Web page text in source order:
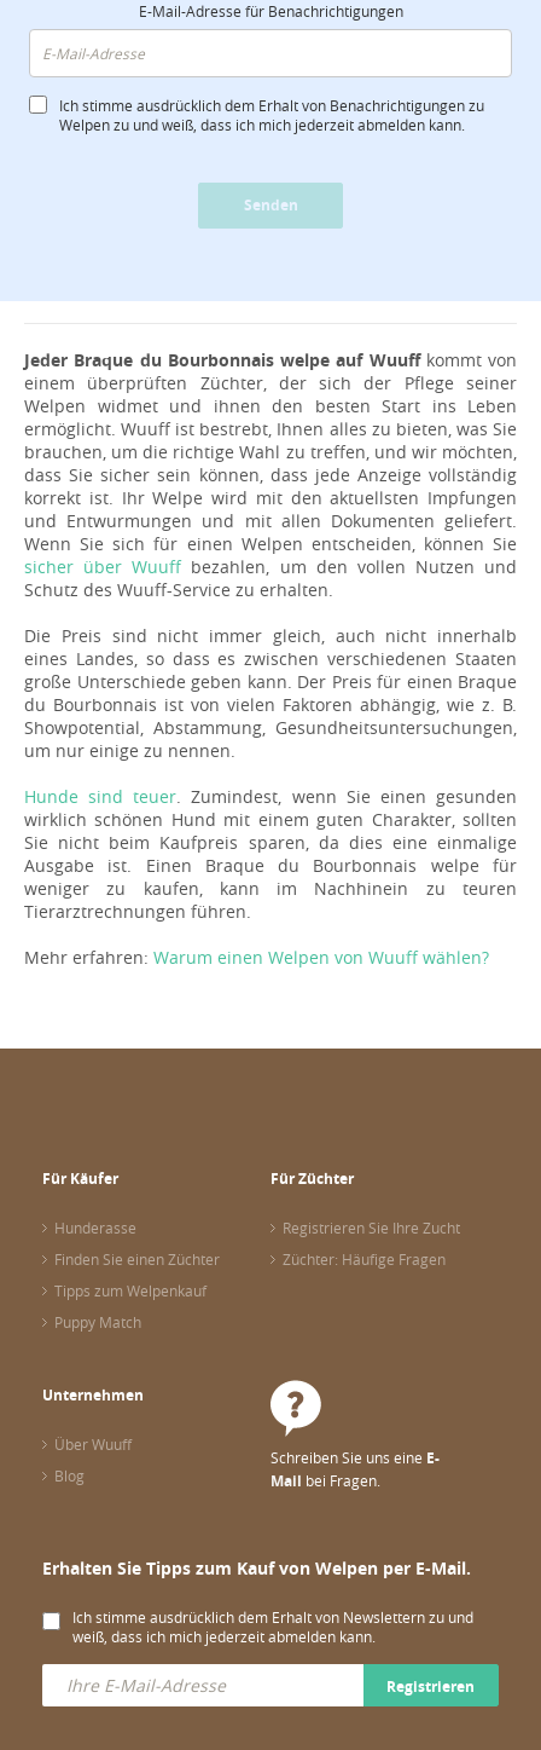
E-Mail-Adresse für Benachrichtigungen
Ich stimme ausdrücklich dem Erhalt von Benachrichtigungen zu
Welpen zu und weiß, dass ich mich jederzeit abmelden kann.
Senden
Jeder Braque du Bourbonnais welpe auf Wuuffkommt von
einem überprüften Züchter, der sich der Pflege seiner
Welpen widmet und ihnen den besten Start ins Leben
ermöglicht. Wuuff ist bestrebt, Ihnen alles zu bieten, was Sie
brauchen, um die richtige Wahl zu treffen, und wir möchten,
dass Sie sicher sein können, dass jede Anzeige vollständig
korrekt ist. Ihr Welpe wird mit den aktuellsten Impfungen
und Entwurmungen und mit allen Dokumenten geliefert.
Wenn Sie sich für einen Welpen entscheiden, können Sie
sicher über Wuuffbezahlen, um den vollen Nutzen und
Schutz des Wuuff-Service zu erhalten.
Die Preis sind nicht immer gleich, auch nicht innerhalb
eines Landes, so dass es zwischen verschiedenen Staaten
große Unterschiede geben kann. Der Preis für einen Braque
du Bourbonnais ist von vielen Faktoren abhängig, wie z. B.
Showpotential, Abstammung, Gesundheitsuntersuchungen,
um nur einige zu nennen.
Hunde sind teuer . Zumindest, wenn Sie einen gesunden
wirklich schönen Hund mit einem guten Charakter, sollten
Sie nicht beim Kaufpreis sparen, da dies eine einmalige
Ausgabe ist. Einen Braque du Bourbonnais welpe für
weniger zu kaufen, kann im Nachhinein zu teuren
Tierarztrechnungen führen.
Mehr erfahren: Warum einen Welpen von Wuuff wählen?
Für Käufer
Hunderasse
Finden Sie einen Züchter
Tipps zum Welpenkauf
Puppy Match
Für Züchter
Registrieren Sie Ihre Zucht
Züchter: Häufige Fragen
Unternehmen
Über Wuuff
Blog
Schreiben Sie uns eine E-
Mail bei Fragen.
Erhalten Sie Tipps zum Kauf von Welpen per E-Mail.
Ich stimme ausdrücklich dem Erhalt von Newslettern zu und
weiß, dass ich mich jederzeit abmelden kann.
Registrieren